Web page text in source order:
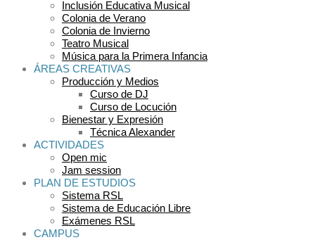
Inclusión Educativa Musical
Colonia de Verano
Colonia de Invierno
Teatro Musical
Música para la Primera Infancia
ÁREAS CREATIVAS
Producción y Medios
Curso de DJ
Curso de Locución
Bienestar y Expresión
Técnica Alexander
ACTIVIDADES
Open mic
Jam session
PLAN DE ESTUDIOS
Sistema RSL
Sistema de Educación Libre
Exámenes RSL
CAMPUS